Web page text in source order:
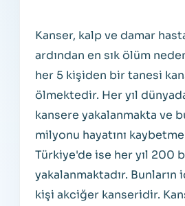
Kanser, kalp ve damar
ardından en sık ölüm
her 5 kişiden bir tanesi
ölmektedir. Her yıl
kansere yakalanmakta ve
milyonu hayatını
Türkiye'de ise her yıl 200
yakalanmaktadır.
kişi akciğer kanseridir.